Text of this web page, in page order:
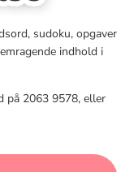
sudoku, opgaver
indhold i
på 2063 9578, eller